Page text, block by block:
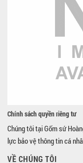
Chính sách quyền riêng tư
Chúng tôi tại Gốm sứ
lực bảo vệ thông tin cá
VỀ CHÚNG TÔI